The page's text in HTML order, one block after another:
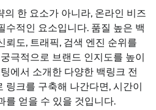
의 한 요소가 아니라, 온라인 비즈
수적인 요소입니다. 품질 높은 백
뢰도, 트래픽, 검색 엔진 순위를
극적으로 브랜드 인지도를 높이
에서 소개한 다양한 백링크 전
크를 구축해 나간다면, 시간이
를 얻을 수 있을 것입니다.